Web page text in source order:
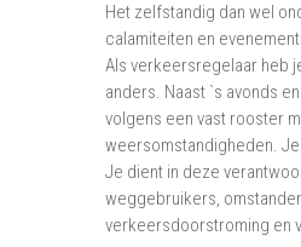
Het zelfstandig dan wel
calamiteiten en
Als verkeersregelaar heb
anders. Naast `s avonds
volgens een vast rooster
weersomstandigheden.
Je dient in deze
weggebruikers,
verkeersdoorstroming en